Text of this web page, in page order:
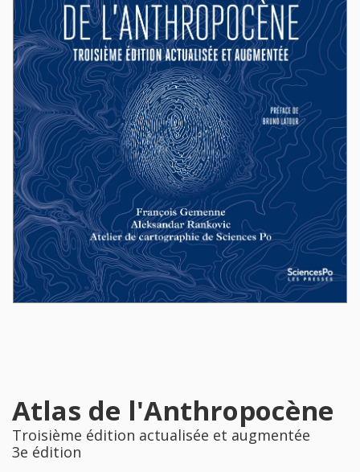
Atlas de l'Anthropocène
Troisième édition actualisée et augmentée
3e édition